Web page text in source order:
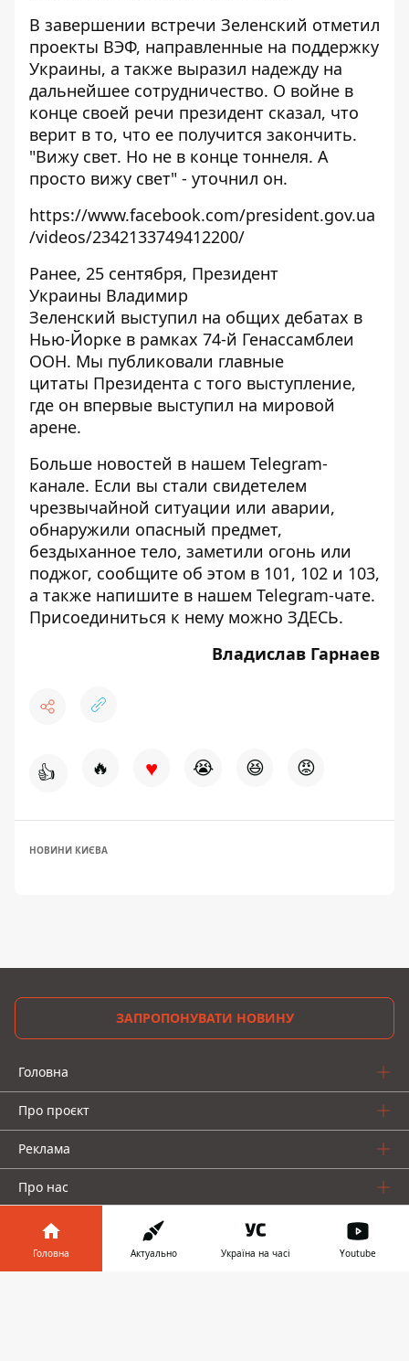
В завершении встречи Зеленский отметил
проекты ВЭФ, направленные на поддержку
Украины, а также выразил надежду на
дальнейшее сотрудничество. О войне в
конце своей речи президент сказал, что
верит в то, что ее получится закончить.
"Вижу свет. Но не в конце тоннеля. А
просто вижу свет" - уточнил он.
https://www.facebook.com/president.gov.ua
/videos/2342133749412200/
Ранее, 25 сентября, Президент
Украины Владимир
Зеленский выступил на общих дебатах в
Нью-Йорке в рамках 74-й Генассамблеи
ООН. Мы публиковали главные
цитаты Президента с того выступление,
где он впервые выступил на мировой
арене.
Больше новостей в нашем Telegram-
канале. Если вы стали свидетелем
чрезвычайной ситуации или аварии,
обнаружили опасный предмет,
бездыханное тело, заметили огонь или
поджог, сообщите об этом в 101, 102 и 103,
а также напишите в нашем Telegram-чате.
Присоединиться к нему можно ЗДЕСЬ.
Владислав Гарнаев
👍 🔥 ♥ 😭 😆 😡
НОВИНИ КИЄВА
ЗАПРОПОНУВАТИ НОВИНУ
Головна
Про проєкт
Реклама
Про нас
Головна Актуально Україна на часі Youtube